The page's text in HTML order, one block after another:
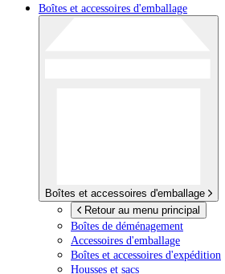
Boîtes et accessoires d'emballage
Boîtes et accessoires d'emballage
Retour au menu principal
Boîtes de déménagement
Accessoires d'emballage
Boîtes et accessoires d'expédition
Housses et sacs